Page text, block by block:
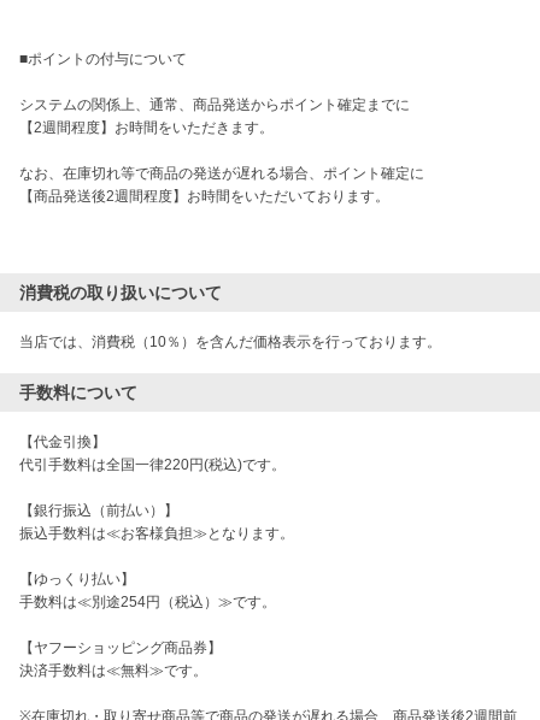
■ポイントの付与について
システムの関係上、通常、商品発送からポイント確定までに
【2週間程度】お時間をいただきます。
なお、在庫切れ等で商品の発送が遅れる場合、ポイント確定に
【商品発送後2週間程度】お時間をいただいております。
消費税の取り扱いについて
当店では、消費税（10％）を含んだ価格表示を行っております。
手数料について
【代金引換】
代引手数料は全国一律220円(税込)です。
【銀行振込（前払い）】
振込手数料は≪お客様負担≫となります。
【ゆっくり払い】
手数料は≪別途254円（税込）≫です。
【ヤフーショッピング商品券】
決済手数料は≪無料≫です。
※在庫切れ・取り寄せ商品等で商品の発送が遅れる場合、商品発送後2週間前